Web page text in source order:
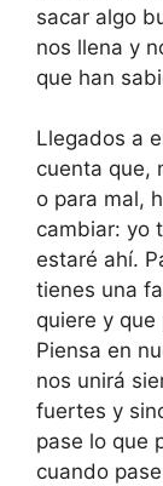
sacar algo
nos llena y
que han
Llegados a
cuenta que,
o para mal,
cambiar: yo
estaré ahí.
tienes una
quiere y
Piensa en
nos unirá
fuertes y
pase lo que
cuando